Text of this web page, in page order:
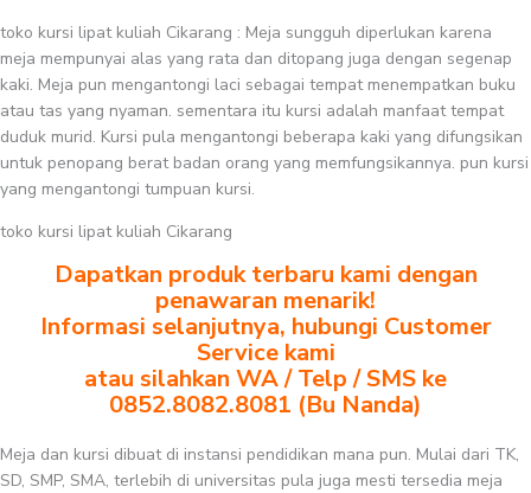
toko kursi lipat kuliah Cikarang : Meja sungguh diperlukan karena
meja mempunyai alas yang rata dan ditopang juga dengan segenap
kaki. Meja pun mengantongi laci sebagai tempat menempatkan buku
atau tas yang nyaman. sementara itu kursi adalah manfaat tempat
duduk murid. Kursi pula mengantongi beberapa kaki yang difungsikan
untuk penopang berat badan orang yang memfungsikannya. pun kursi
yang mengantongi tumpuan kursi.
toko kursi lipat kuliah Cikarang
Dapatkan produk terbaru kami dengan
penawaran menarik!
Informasi selanjutnya, hubungi Customer
Service kami
atau silahkan WA / Telp / SMS ke
0852.8082.8081 (Bu Nanda)
Meja dan kursi dibuat di instansi pendidikan mana pun. Mulai dari TK,
SD, SMP, SMA, terlebih di universitas pula juga mesti tersedia meja